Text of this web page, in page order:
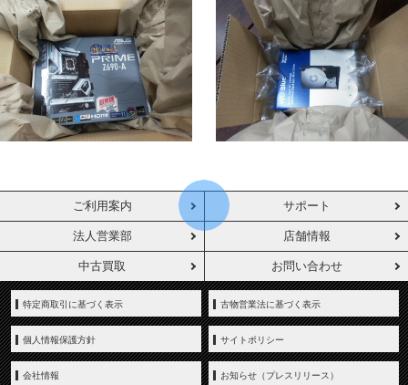
ご利用案内 サポート
法人営業部 店舗情報
中古買取 お問い合わせ
特定商取引に基づく表示 古物営業法に基づく表示
個人情報保護方針 サイトポリシー
会社情報 お知らせ（プレスリリース）